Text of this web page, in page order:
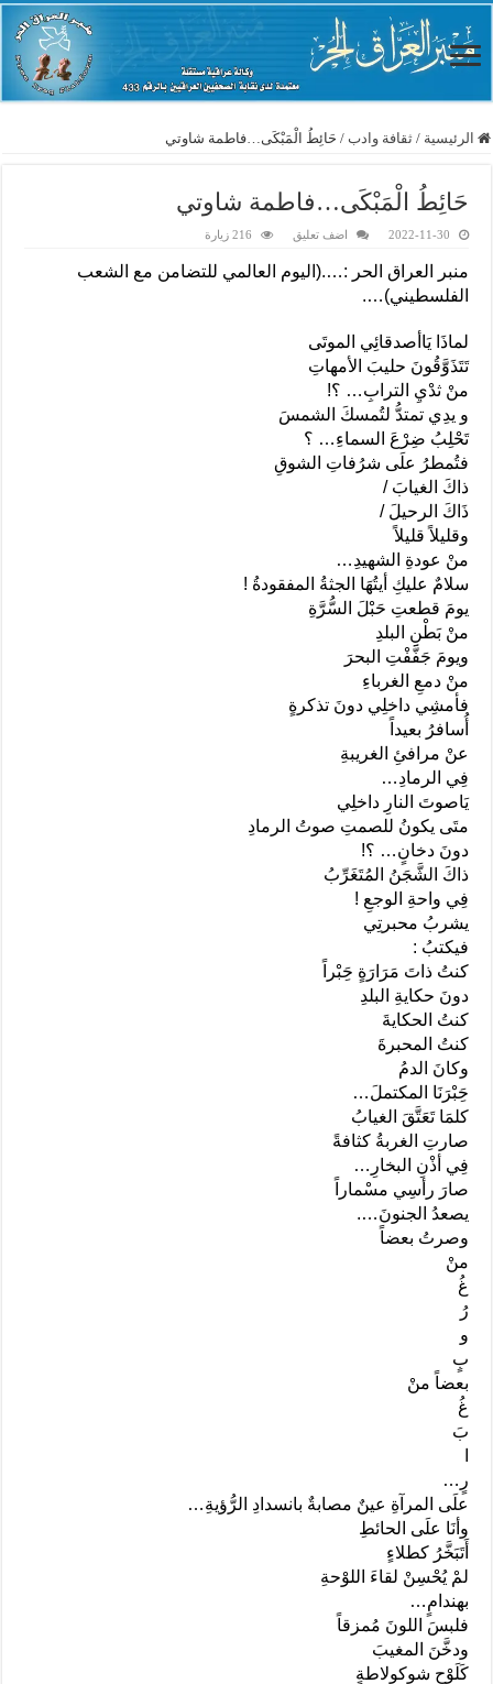
الرئيسية / ثقافة وادب / حَائِطُ الْمَبْكَى…فاطمة شاوتي
حَائِطُ الْمَبْكَى…فاطمة شاوتي
2022-11-30 اضف تعليق 216 زيارة
منبر العراق الحر :….(اليوم العالمي للتضامن مع الشعب
الفلسطيني)….
لماذَا يَاأصدقائِي الموتَى
تَتَذَوَّقُونَ حليبَ الأمهاتِ
منْ ثدْيِ الترابِ… ؟!
و يدِي تمتدُّ لتُمسكَ الشمسَ
تَحْلِبُ ضِرْعَ السماءِ… ؟
فتُمطرُ علَى شرُفاتِ الشوقِ
ذاكَ الغيابَ /
ذَاكَ الرحيلَ /
وقليلاً قليلاً
منْ عودةِ الشهيدِ…
سلامٌ عليكِ أيتُهَا الجثةُ المفقودةُ !
يومَ قطعتِ حَبْلَ السُّرَّةِ
منْ بَطْنِ البلدِ
ويومَ جَفَّفْتِ البحرَ
منْ دمعِ الغرباءِ
فأمشِي داخلِي دونَ تذكرةٍ
أُسافرُ بعيداً
عنْ مرافئِ الغريبةِ
فِي الرمادِ…
يَاصوتَ النارِ داخلِي
متَى يكونُ للصمتِ صوتُ الرمادِ
دونَ دخانٍ… ؟!
ذاكَ الشَّجَنُ المُتَغَرِّبُ
فِي واحةِ الوجعِ !
يشربُ محبرتِي
فيكتبُ :
كنتُ ذاتَ مَرَارَةٍ حَِبْراً
دونَ حكايةِ البلدِ
كنتُ الحكايةَ
كنتُ المحبرةَ
وكانَ الدمُ
حَِبْرَنَا المكتملَ…
كلمَا تَعَتَّقَ الغيابُ
صارتِ الغربةُ كثافةً
فِي أذْنِ البخارِ…
صارَ رأسِي مسْماراً
يصعدُ الجنونَ….
وصرتُ بعضاً
منْ
غُ
رُ
و
بٍ
بعضاً منْ
غُ
بَ
رٍ…
علَى المرآةِ عينٌ مصابةٌ بانسدادِ الرُّؤيةِ…
وأنَا علَى الحائطِ
أَتَبَخَّرُ كطلاءٍ
لمْ يُحْسِنْ لقاءَ اللوْحةِ
بهندامٍ…
فلبسَ اللونَ مُمزقاً
ودخَّنَ المغيبَ
كَلَوْحِ شوكولاطةٍ